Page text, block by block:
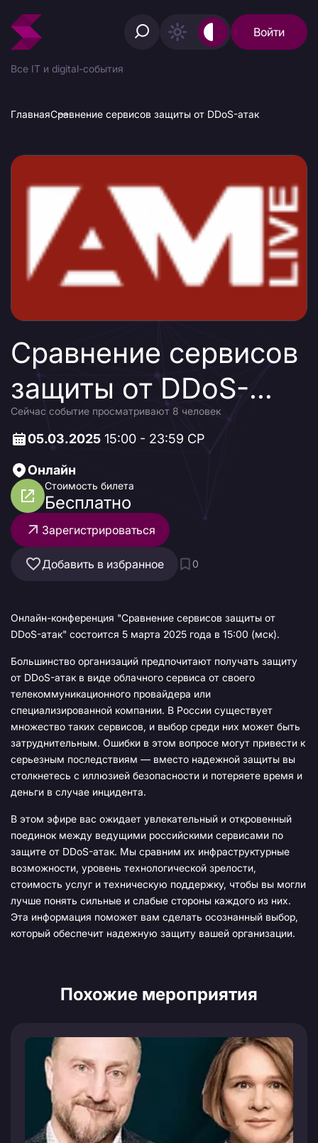
Войти
Все IT и digital-события
ГлавнаяСравнение сервисов защиты от DDoS-атак
Сравнение сервисов
защиты от DDoS-
атак
Сейчас событие просматривают 8 человек
05.03.2025 15:00 - 23:59 СР
Онлайн
Стоимость билета
Бесплатно
Зарегистрироваться
Добавить в избранное 0
Онлайн-конференция "Сравнение сервисов защиты от
DDoS-атак" состоится 5 марта 2025 года в 15:00 (мск).
Большинство организаций предпочитают получать защиту
от DDoS-атак в виде облачного сервиса от своего
телекоммуникационного провайдера или
специализированной компании. В России существует
множество таких сервисов, и выбор среди них может быть
затруднительным. Ошибки в этом вопросе могут привести к
серьезным последствиям — вместо надежной защиты вы
столкнетесь с иллюзией безопасности и потеряете время и
деньги в случае инцидента.
В этом эфире вас ожидает увлекательный и откровенный
поединок между ведущими российскими сервисами по
защите от DDoS-атак. Мы сравним их инфраструктурные
возможности, уровень технологической зрелости,
стоимость услуг и техническую поддержку, чтобы вы могли
лучше понять сильные и слабые стороны каждого из них.
Эта информация поможет вам сделать осознанный выбор,
который обеспечит надежную защиту вашей организации.
Похожие мероприятия